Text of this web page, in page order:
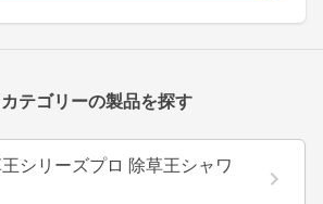
カテゴリーの製品を探す
シリーズプロ 除草王シャワ